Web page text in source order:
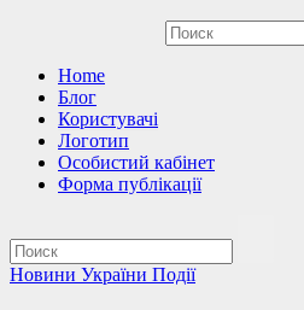
Home
Блог
Користувачі
Логотип
Особистий кабінет
Форма публікації
Новини України Події